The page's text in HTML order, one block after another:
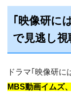
｢映像研に
で見逃し
ドラマ｢映像研に
MBS動画イムズ